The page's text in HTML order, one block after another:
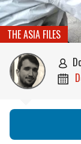
THE ASIA FILES

